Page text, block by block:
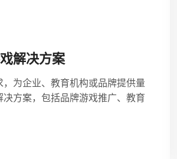
解决方案
，为企业、教育机构或品牌提供量
决方案，包括品牌游戏推广、教育